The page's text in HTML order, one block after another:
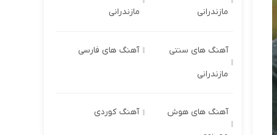
مازندرانی مازندرانی
آهنگ های سنتی
مازندرانی
آهنگ های فارسی
آهنگ های هوش آهنگ کوردی